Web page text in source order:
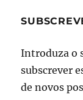
Introduza o
subscrever
de novos